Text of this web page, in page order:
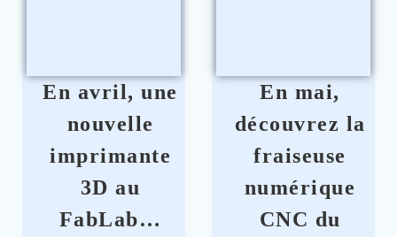
En avril, une
nouvelle
imprimante
3D au
FabLab…
En mai,
découvrez la
fraiseuse
numérique
CNC du